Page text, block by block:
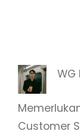
Customer